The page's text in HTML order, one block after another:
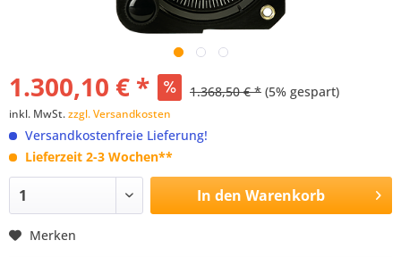
1.300,10 € * 1.368,50 € * (5% gespart)
inkl. MwSt.zzgl. Versandkosten
Versandkostenfreie Lieferung!
Lieferzeit 2-3 Wochen**
In den Warenkorb
Merken